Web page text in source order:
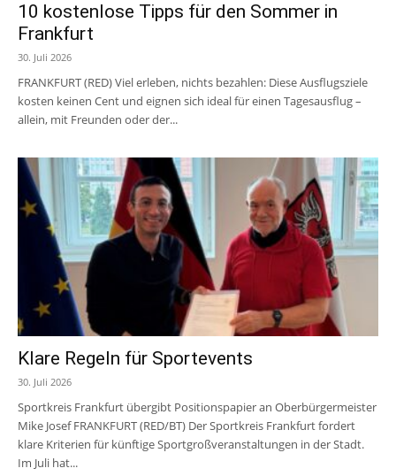
10 kostenlose Tipps für den Sommer in
Frankfurt
30. Juli 2026
FRANKFURT (RED) Viel erleben, nichts bezahlen: Diese Ausflugsziele
kosten keinen Cent und eignen sich ideal für einen Tagesausflug –
allein, mit Freunden oder der...
Klare Regeln für Sportevents
30. Juli 2026
Sportkreis Frankfurt übergibt Positionspapier an Oberbürgermeister
Mike Josef FRANKFURT (RED/BT) Der Sportkreis Frankfurt fordert
klare Kriterien für künftige Sportgroßveranstaltungen in der Stadt.
Im Juli hat...